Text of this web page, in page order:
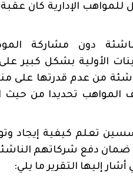
الإدارية كان عقبة
دون مشاركة
الأولية بشكل كبير
من عدم قدرتها على
المواهب تحديدا من حيث
تعلم كيفية إيجاد
ضمان دفع شركاتهم
إليها التقرير ما يلي: